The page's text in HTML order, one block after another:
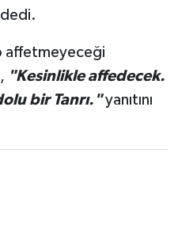
affetmeyeceği
"Kesinlikle affedecek.
bir Tanrı."yanıtını